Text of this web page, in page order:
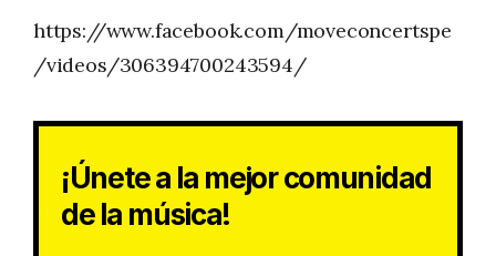
https://www.facebook.com/moveconcertspe
/videos/306394700243594/
¡Únete a la mejor comunidad
de la música!